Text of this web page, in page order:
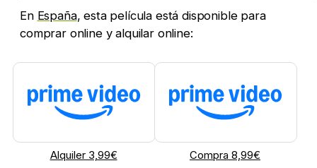
En España, esta película está disponible para
comprar online y alquilar online:
Alquiler 3,99€ Compra 8,99€